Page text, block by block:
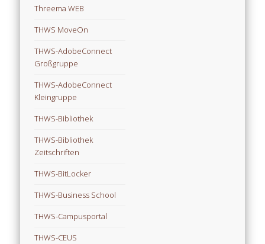
Threema WEB
THWS MoveOn
THWS-AdobeConnect
Großgruppe
THWS-AdobeConnect
Kleingruppe
THWS-Bibliothek
THWS-Bibliothek
Zeitschriften
THWS-BitLocker
THWS-Business School
THWS-Campusportal
THWS-CEUS